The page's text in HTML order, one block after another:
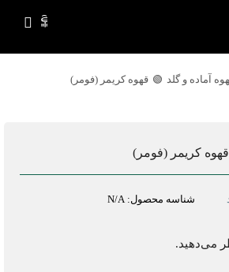
آماده و گلد قهوه کریمر (فومر)
قهوه کریمر (فومر)
شناسه محصول:N/A
می‌دهید.